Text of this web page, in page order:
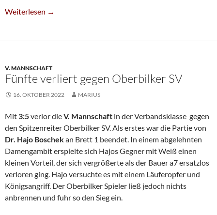
Erster Sieg In Frauen-Bundesliga
Weiterlesen →
V. MANNSCHAFT
Fünfte verliert gegen Oberbilker SV
16. OKTOBER 2022 MARIUS
Mit 3:5verlor dieV. Mannschaft in der Verbandsklasse gegen
den Spitzenreiter Oberbilker SV. Als erstes war die Partie von
Dr. Hajo Boschekan Brett 1 beendet. In einem abgelehnten
Damengambit erspielte sich Hajos Gegner mit Weiß einen
kleinen Vorteil, der sich vergrößerte als der Bauer a7 ersatzlos
verloren ging. Hajo versuchte es mit einem Läuferopfer und
Königsangriff. Der Oberbilker Spieler ließ jedoch nichts
anbrennen und fuhr so den Sieg ein.